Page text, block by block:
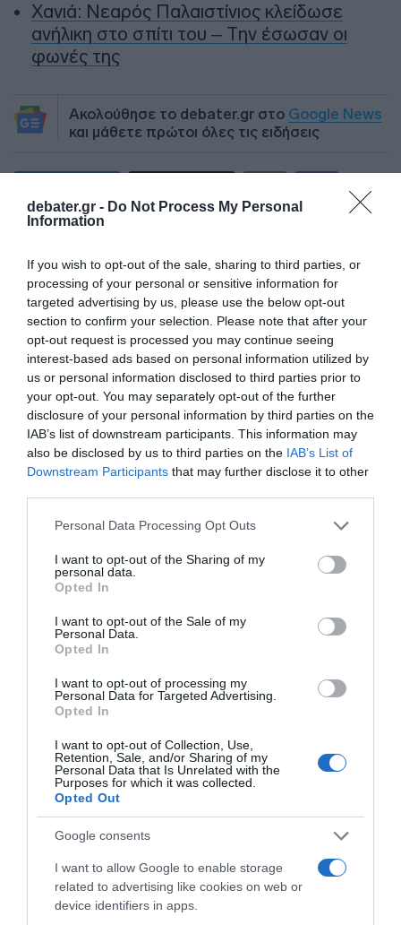
debater.gr - Do Not Process My Personal
Information
If you wish to opt-out of the sale, sharing to third parties, or
processing of your personal or sensitive information for
targeted advertising by us, please use the below opt-out
section to confirm your selection. Please note that after your
opt-out request is processed you may continue seeing
interest-based ads based on personal information utilized by
us or personal information disclosed to third parties prior to
your opt-out. You may separately opt-out of the further
disclosure of your personal information by third parties on the
IAB’s list of downstream participants. This information may
also be disclosed by us to third parties on the IAB’s List of
Downstream Participants that may further disclose it to other
Please note that this website/app uses one or more Google
not limited to your visit or usage behaviour. You may click to
grant or deny consent to Google and its third-party tags to
use your data for below specified purposes in below Google
consent section.
Personal Data Processing Opt Outs
I want to opt-out of the Sharing of my
personal data.
Opted In
I want to opt-out of the Sale of my
Personal Data.
Opted In
I want to opt-out of processing my
Personal Data for Targeted Advertising.
Opted In
I want to opt-out of Collection, Use,
Retention, Sale, and/or Sharing of my
Personal Data that Is Unrelated with the
Purposes for which it was collected.
Opted Out
Google consents
I want to allow Google to enable storage
related to advertising like cookies on web or
device identifiers in apps.
Χανιά: Νεαρός Παλαιστίνιος κλείδωσε
ανήλικη στο σπίτι του – Την έσωσαν οι
φωνές της
Ακολούθησε το debater.gr στο Google News
και μάθετε πρώτοι όλες τις ειδήσεις
ΔΙΑΦΗΜΙΣΗ
ΣΧΟΛΙΑ